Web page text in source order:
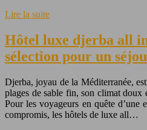
Lire la suite
Hôtel luxe djerba all
sélection pour un
Djerba, joyau de la Méditerranée,
plages de sable fin, son climat doux
Pour les voyageurs en quête d’une
compromis, les hôtels de luxe all…